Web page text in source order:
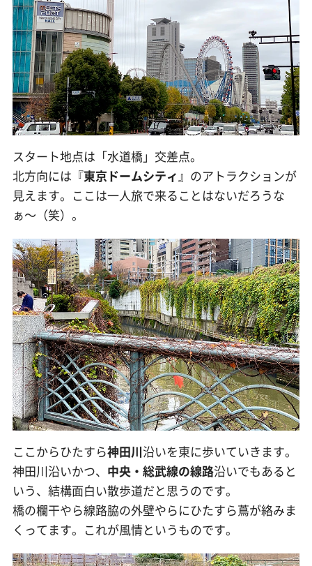
スタート地点は「水道橋」交差点。
北方向には『東京ドームシティ 』のアトラクションが
見えます。ここは一人旅で来ることはないだろうな
ぁ〜（笑）。
ここからひたすら神田川沿いを東に歩いていきます。
神田川沿いかつ、 中央・総武線の線路沿いでもあると
いう、結構面白い散歩道だと思うのです。
橋の欄干やら線路脇の外壁やらにひたすら蔦が絡みま
くってます。これが風情というものです。